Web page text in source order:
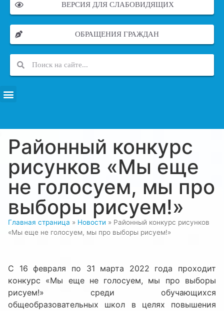
ВЕРСИЯ ДЛЯ СЛАБОВИДЯЩИХ
ОБРАЩЕНИЯ ГРАЖДАН
Районный конкурс
рисунков «Мы еще
не голосуем, мы про
выборы рисуем!»
Главная страница » Новости » Районный конкурс рисунков
«Мы еще не голосуем, мы про выборы рисуем!»
С 16 февраля по 31 марта 2022 года проходит
конкурс «Мы еще не голосуем, мы про выборы
рисуем!» среди обучающихся
общеобразовательных школ в целях повышения